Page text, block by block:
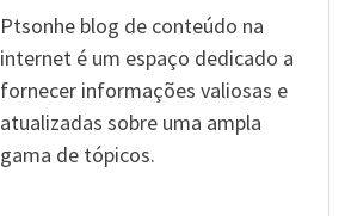
Ptsonhe blog de conteúdo na
internet é um espaço dedicado a
fornecer informações valiosas e
atualizadas sobre uma ampla
gama de tópicos.